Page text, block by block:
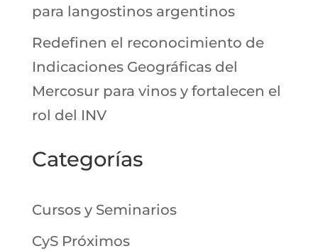
para langostinos argentinos
Redefinen el reconocimiento de
Indicaciones Geográficas del
Mercosur para vinos y fortalecen el
rol del INV
Categorías
Cursos y Seminarios
CyS Próximos